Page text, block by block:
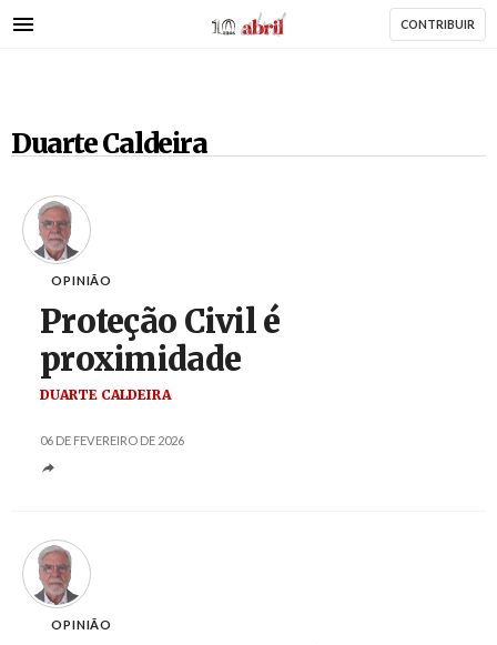
para
AbrilAbril CONTRIBUIR
Duarte Caldeira
OPINIÃO
Proteção Civil é
proximidade
DUARTE CALDEIRA
06 DE FEVEREIRO DE 2026
OPINIÃO